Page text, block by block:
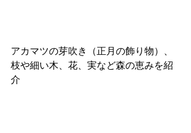
アカマツの芽吹き（正月の飾り物）、
枝や細い木、花、実など森の恵みを紹
介